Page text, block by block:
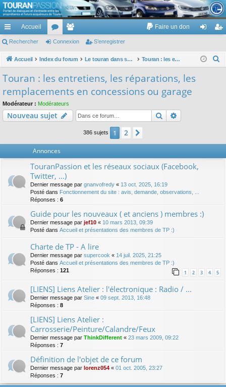
TouranPassion
Le forum des propriétaires ou futurs acquéreurs du Volkswagen Touran
cc
ès
de
Accueil
or
u
e
m
es
Faire un don
ne nr
Rechercher Connexion S’enregistrer
Accueil Index du forum Le touran dans ses versions I (V1 V2 V3) et II ... Touran : les entretiens, les réparations, les remplacements en concessions ou garage
r
Touran : les entretiens, les réparations, les
remplacements en concessions ou garage
Modérateur : Modérateurs
Nouveau sujet Rechercher
386 sujets 1 2
Annonces
TouranPassion et les réseaux sociaux (Facebook,
Twitter, ...)
Dernier message par gnanvofredy « 13 oct. 2025, 16:19
Posté dans Fonctionnement du site : avis, demande, observations, ...
Réponses : 6
Guide pour les nouveaux ( et anciens ) membres :)
Dernier message par jef10 « 10 mars 2013, 09:39
Posté dans Accueil et présentations des membres de TP :)
Charte de TP - A lire
Dernier message par supercook « 14 juil. 2025, 21:25
Posté dans Accueil et présentations des membres de TP :)
Réponses : 121 1 2 3 4 5
[LIENS] Liens Atelier : l'électronique : Radio / ...
Dernier message par Sine « 09 sept. 2013, 16:48
Réponses : 8
[LIENS] Liens Atelier :
Carrosserie/Peinture/Calandre/Feux
Dernier message par ThinkDifferent « 23 mars 2009, 09:22
Réponses : 7
Définition de l'objet de ce forum
Dernier message par lorenz054 « 01 oct. 2005, 23:27
Réponses : 7